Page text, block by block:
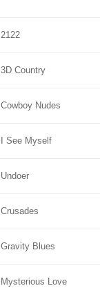
2122
3D Country
Cowboy Nudes
I See Myself
Undoer
Crusades
Gravity Blues
Mysterious Love